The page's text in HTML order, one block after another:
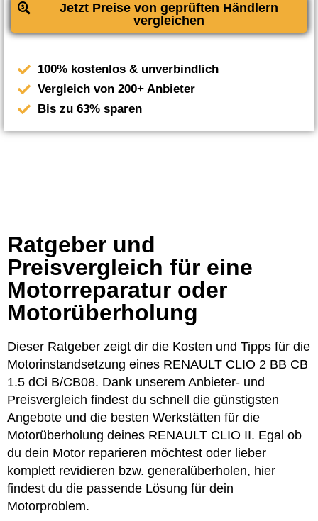
Jetzt Preise von geprüften Händlern
vergleichen
100% kostenlos & unverbindlich
Vergleich von 200+ Anbieter
Bis zu 63% sparen
Ratgeber und
Preisvergleich für eine
Motorreparatur oder
Motorüberholung
Dieser Ratgeber zeigt dir die Kosten und Tipps für die
Motorinstandsetzung eines RENAULT CLIO 2 BB CB
1.5 dCi B/CB08. Dank unserem Anbieter- und
Preisvergleich findest du schnell die günstigsten
Angebote und die besten Werkstätten für die
Motorüberholung deines RENAULT CLIO II. Egal ob
du dein Motor reparieren möchtest oder lieber
komplett revidieren bzw. generalüberholen, hier
findest du die passende Lösung für dein
Motorproblem.